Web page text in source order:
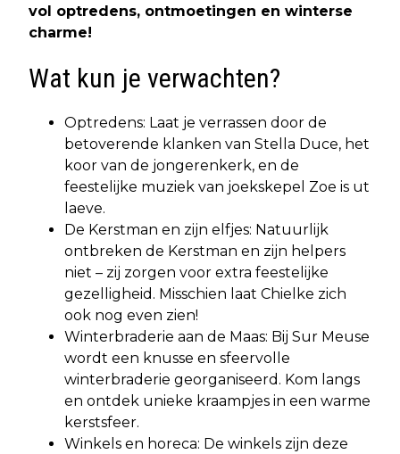
vol optredens, ontmoetingen en winterse
charme!
Wat kun je verwachten?
Optredens: Laat je verrassen door de
betoverende klanken van Stella Duce, het
koor van de jongerenkerk, en de
feestelijke muziek van joekskepel Zoe is ut
laeve.
De Kerstman en zijn elfjes: Natuurlijk
ontbreken de Kerstman en zijn helpers
niet – zij zorgen voor extra feestelijke
gezelligheid. Misschien laat Chielke zich
ook nog even zien!
Winterbraderie aan de Maas: Bij Sur Meuse
wordt een knusse en sfeervolle
winterbraderie georganiseerd. Kom langs
en ontdek unieke kraampjes in een warme
kerstsfeer.
Winkels en horeca: De winkels zijn deze